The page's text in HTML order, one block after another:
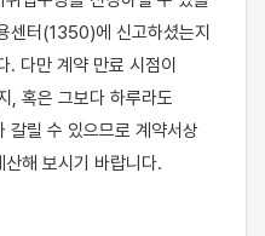
센터(1350)에 신고하셨는지
. 다만 계약 만료 시점이
, 혹은 그보다 하루라도
갈릴 수 있으므로 계약서상
해 보시기 바랍니다.